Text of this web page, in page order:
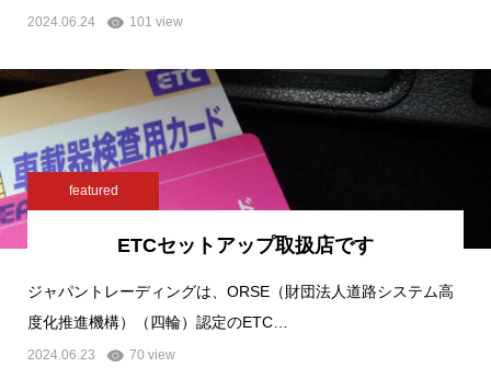
2024.06.24 101 view
featured
ETCセットアップ取扱店です
ジャパントレーディングは、ORSE（財団法人道路システム高
度化推進機構）（四輪）認定のETC…
2024.06.23 70 view